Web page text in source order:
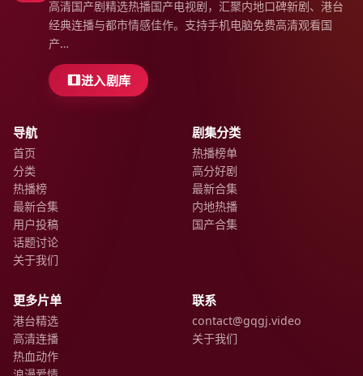
高清国产剧精选热播国产电视剧，汇聚内地口碑新剧、港台
经典连播与都市情感佳作。支持手机电脑免费高清观看国
产…
进入剧库
导航
首页
分类
热播榜
最新合集
用户投稿
话题讨论
关于我们
剧集分类
热播榜单
高分好剧
最新合集
内地热播
国产合集
更多片单
港台精选
高清连播
热血动作
联系
contact@gqgj.video
关于我们